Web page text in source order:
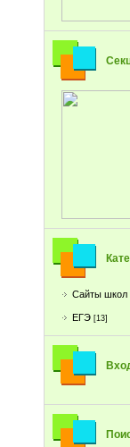
Сайты школ
ЕГЭ [13]